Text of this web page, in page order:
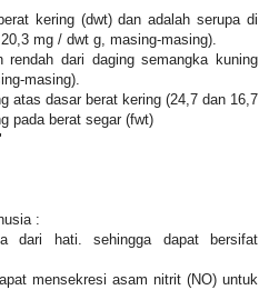
kering (dwt) dan adalah serupa di
mg / dwt g, masing-masing).
dari daging semangka kuning
masing).
atas dasar berat kering (24,7 dan 16,7
pada berat segar (fwt)
:
dari hati. sehingga dapat bersifat
mensekresi asam nitrit (NO) untuk